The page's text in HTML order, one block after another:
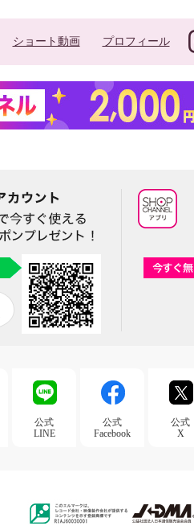
ショート動画 プロフィール
公式
LINE
公式
Facebook
公式
X